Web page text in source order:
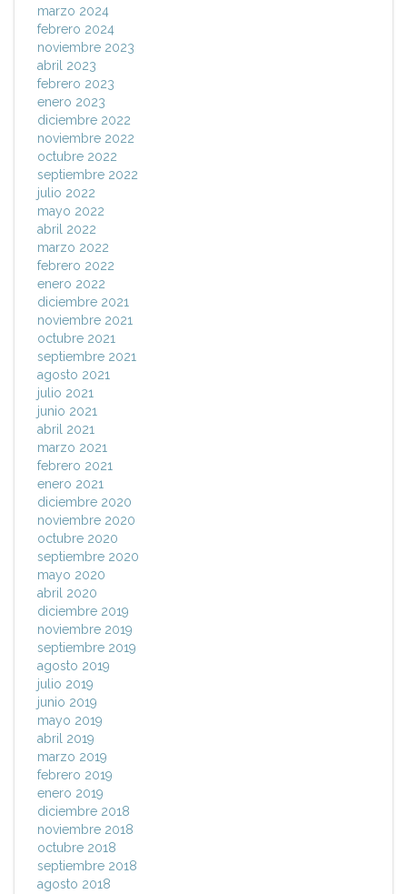
marzo 2024
febrero 2024
noviembre 2023
abril 2023
febrero 2023
enero 2023
diciembre 2022
noviembre 2022
octubre 2022
septiembre 2022
julio 2022
mayo 2022
abril 2022
marzo 2022
febrero 2022
enero 2022
diciembre 2021
noviembre 2021
octubre 2021
septiembre 2021
agosto 2021
julio 2021
junio 2021
abril 2021
marzo 2021
febrero 2021
enero 2021
diciembre 2020
noviembre 2020
octubre 2020
septiembre 2020
mayo 2020
abril 2020
diciembre 2019
noviembre 2019
septiembre 2019
agosto 2019
julio 2019
junio 2019
mayo 2019
abril 2019
marzo 2019
febrero 2019
enero 2019
diciembre 2018
noviembre 2018
octubre 2018
septiembre 2018
agosto 2018